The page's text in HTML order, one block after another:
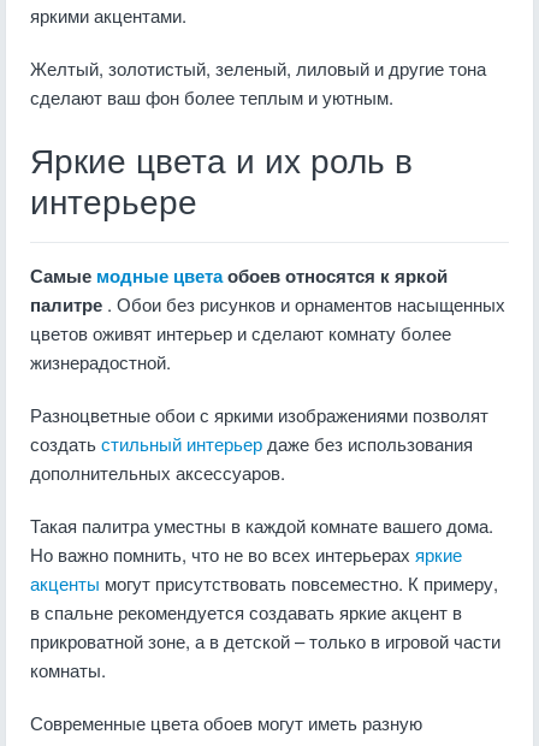
яркими акцентами.
Желтый, золотистый, зеленый, лиловый и другие тона
сделают ваш фон более теплым и уютным.
Яркие цвета и их роль в
интерьере
Самые модные цветаобоев относятся к яркой
палитре . Обои без рисунков и орнаментов насыщенных
цветов оживят интерьер и сделают комнату более
жизнерадостной.
Разноцветные обои с яркими изображениями позволят
создатьстильный интерьер даже без использования
дополнительных аксессуаров.
Такая палитра уместны в каждой комнате вашего дома.
Но важно помнить, что не во всех интерьерах яркие
акценты могут присутствовать повсеместно. К примеру,
в спальне рекомендуется создавать яркие акцент в
прикроватной зоне, а в детской – только в игровой части
комнаты.
Современные цвета обоев могут иметь разную